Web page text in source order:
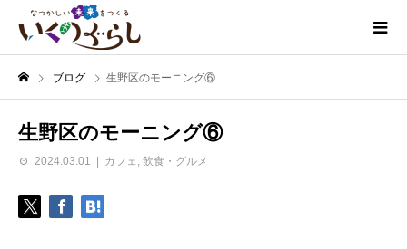
ブログ 生野区のモーニング⑥
生野区のモーニング⑥
2024.03.01 カフェ 飲食・グルメ